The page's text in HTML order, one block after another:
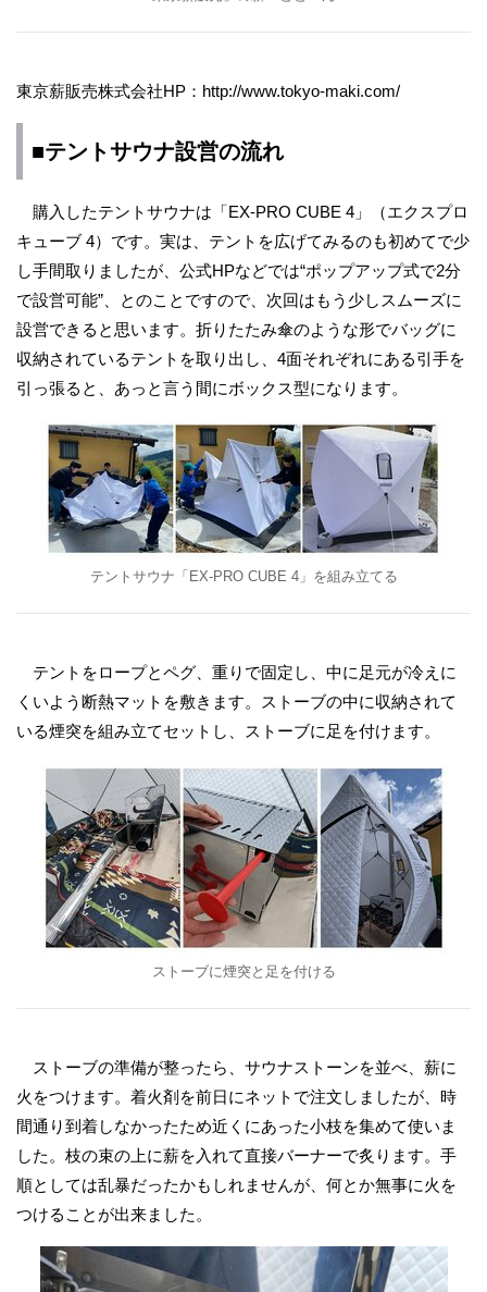
東京薪販売株式会社HP：http://www.tokyo-maki.com/
■テントサウナ設営の流れ
購入したテントサウナは「EX-PRO CUBE 4」（エクスプロ
キューブ 4）です。実は、テントを広げてみるのも初めてで少
し手間取りましたが、公式HPなどでは“ポップアップ式で2分
で設営可能”、とのことですので、次回はもう少しスムーズに
設営できると思います。折りたたみ傘のような形でバッグに
収納されているテントを取り出し、4面それぞれにある引手を
引っ張ると、あっと言う間にボックス型になります。
テントサウナ「EX-PRO CUBE 4」を組み立てる
テントをロープとペグ、重りで固定し、中に足元が冷えに
くいよう断熱マットを敷きます。ストーブの中に収納されて
いる煙突を組み立てセットし、ストーブに足を付けます。
ストーブに煙突と足を付ける
ストーブの準備が整ったら、サウナストーンを並べ、薪に
火をつけます。着火剤を前日にネットで注文しましたが、時
間通り到着しなかったため近くにあった小枝を集めて使いま
した。枝の束の上に薪を入れて直接バーナーで炙ります。手
順としては乱暴だったかもしれませんが、何とか無事に火を
つけることが出来ました。